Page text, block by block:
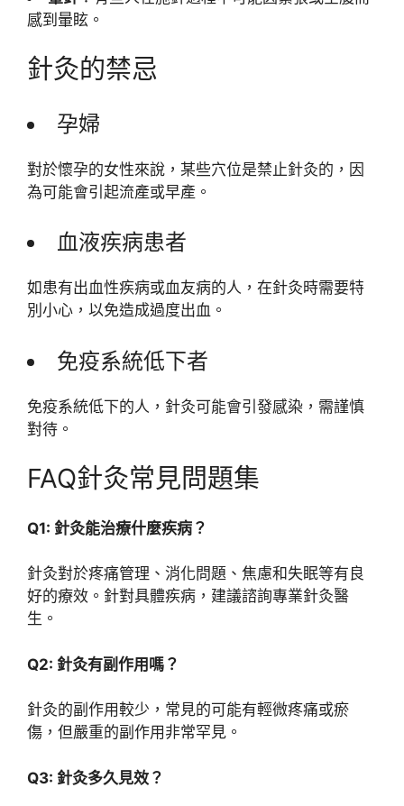
感到暈眩。
針灸的禁忌
孕婦
對於懷孕的女性來說，某些穴位是禁止針灸的，因
為可能會引起流產或早產。
血液疾病患者
如患有出血性疾病或血友病的人，在針灸時需要特
別小心，以免造成過度出血。
免疫系統低下者
免疫系統低下的人，針灸可能會引發感染，需謹慎
對待。
FAQ針灸常見問題集
Q1: 針灸能治療什麼疾病？
針灸對於疼痛管理、消化問題、焦慮和失眠等有良
好的療效。針對具體疾病，建議諮詢專業針灸醫
生。
Q2: 針灸有副作用嗎？
針灸的副作用較少，常見的可能有輕微疼痛或瘀
傷，但嚴重的副作用非常罕見。
Q3: 針灸多久見效？